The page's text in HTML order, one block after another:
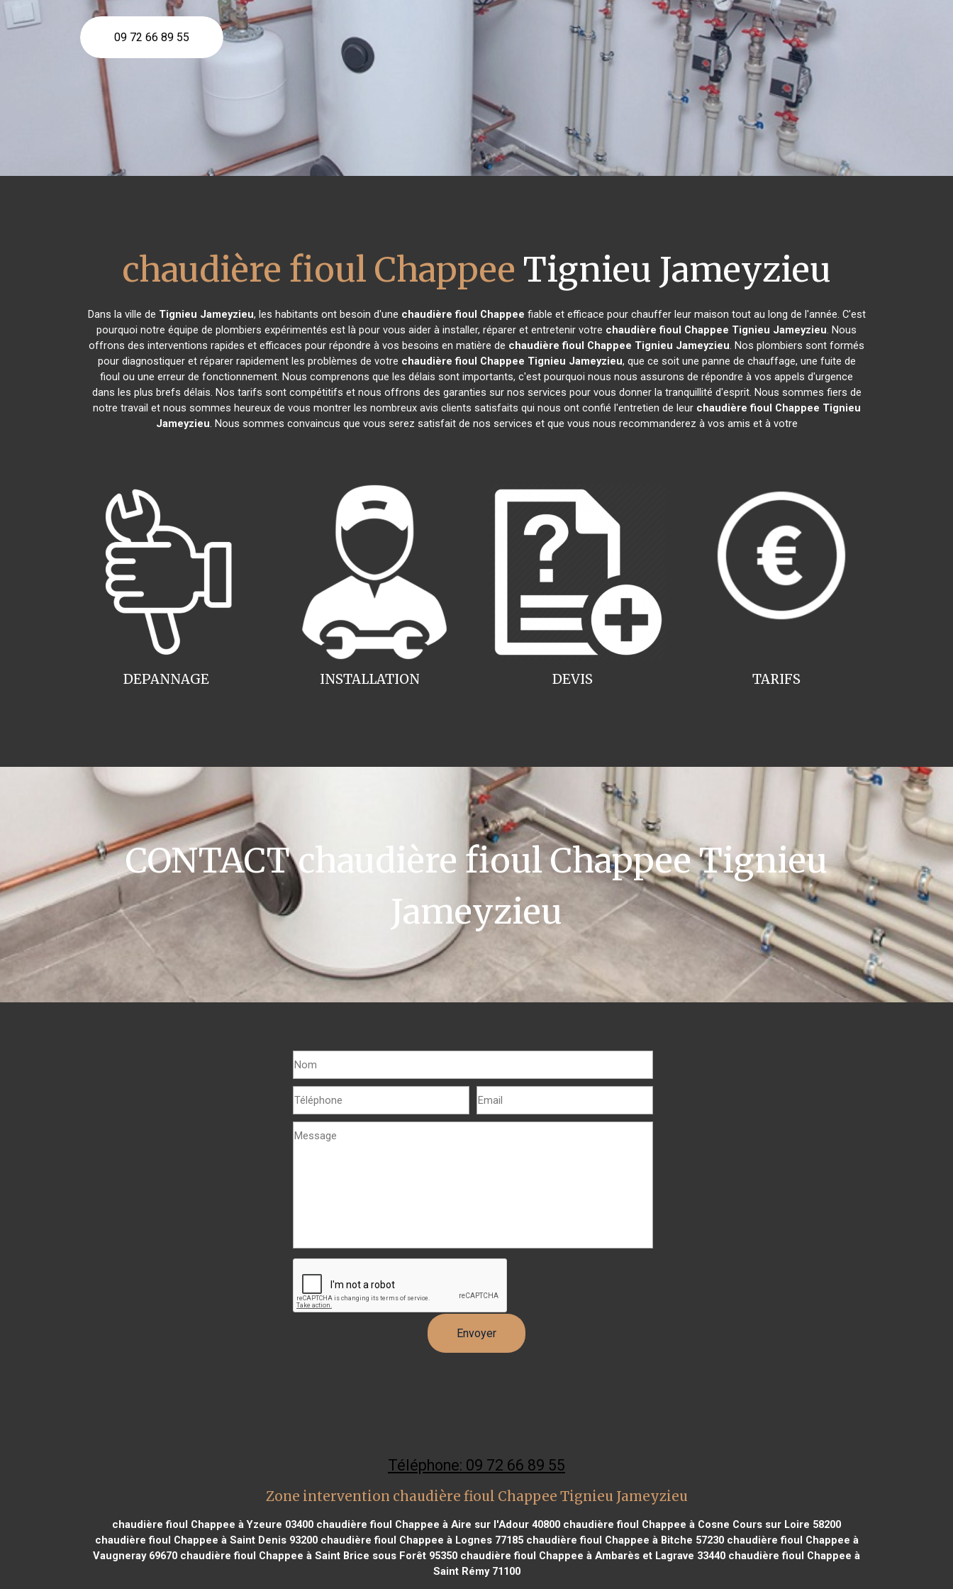
09 72 66 89 55
chaudière fioul Chappee Tignieu Jameyzieu
Dans la ville de Tignieu Jameyzieu, les habitants ont besoin d'une chaudière fioul Chappee fiable et efficace pour chauffer leur maison tout au long de l'année. C'est
pourquoi notre équipe de plombiers expérimentés est là pour vous aider à installer, réparer et entretenir votre chaudière fioul Chappee Tignieu Jameyzieu. Nous
offrons des interventions rapides et efficaces pour répondre à vos besoins en matière de chaudière fioul Chappee Tignieu Jameyzieu. Nos plombiers sont formés
pour diagnostiquer et réparer rapidement les problèmes de votre chaudière fioul Chappee Tignieu Jameyzieu, que ce soit une panne de chauffage, une fuite de
fioul ou une erreur de fonctionnement. Nous comprenons que les délais sont importants, c'est pourquoi nous nous assurons de répondre à vos appels d'urgence
dans les plus brefs délais. Nos tarifs sont compétitifs et nous offrons des garanties sur nos services pour vous donner la tranquillité d'esprit. Nous sommes fiers de
notre travail et nous sommes heureux de vous montrer les nombreux avis clients satisfaits qui nous ont confié l'entretien de leur chaudière fioul Chappee Tignieu
Jameyzieu. Nous sommes convaincus que vous serez satisfait de nos services et que vous nous recommanderez à vos amis et à votre
INSTALLATION
DEPANNAGE TARIFS
DEVIS
CONTACT chaudière fioul Chappee Tignieu
Jameyzieu
Téléphone: 09 72 66 89 55
Zone intervention chaudière fioul Chappee Tignieu Jameyzieu
chaudière fioul Chappee à Yzeure 03400 chaudière fioul Chappee à Aire sur l'Adour 40800 chaudière fioul Chappee à Cosne Cours sur Loire 58200
chaudière fioul Chappee à Saint Denis 93200chaudière fioul Chappee à Lognes 77185chaudière fioul Chappee à Bitche 57230chaudière fioul Chappee à
Vaugneray 69670 chaudière fioul Chappee à Saint Brice sous Forêt 95350 chaudière fioul Chappee à Ambarès et Lagrave 33440 chaudière fioul Chappee à
Saint Rémy 71100